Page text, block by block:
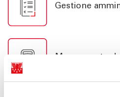
Gestione
Messa su strada